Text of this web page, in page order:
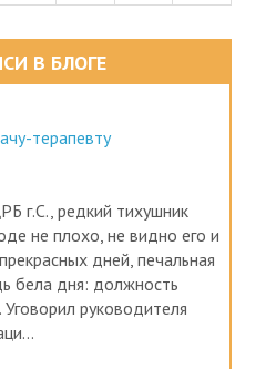
В БЛОГЕ
терапевту
г.С., редкий тихушник
не плохо, не видно его и
дней, печальная
бела дня: должность
руководителя